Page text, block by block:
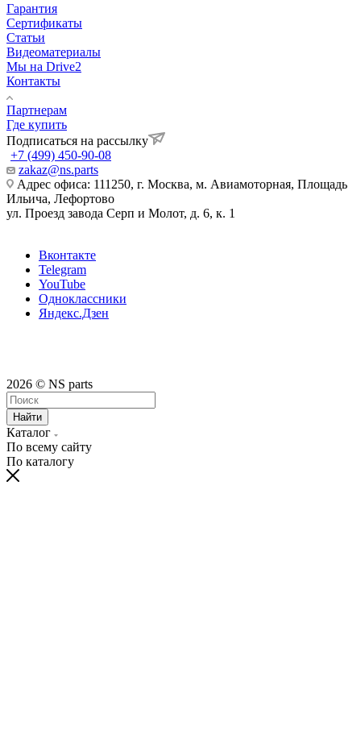
Гарантия
Сертификаты
Статьи
Видеоматериалы
Мы на Drive2
Контакты
Партнерам
Где купить
Подписаться на рассылку
+7 (499) 450-90-08
zakaz@ns.parts
Адрес офиса: 111250, г. Москва, м. Авиамоторная, Площадь
Ильича, Лефортово
ул. Проезд завода Серп и Молот, д. 6, к. 1
Вконтакте
Telegram
YouTube
Одноклассники
Яндекс.Дзен
2026 © NS parts
Найти
Каталог
По всему сайту
По каталогу